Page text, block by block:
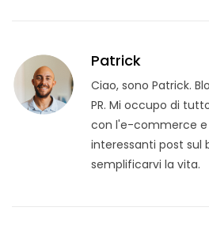
Patrick
Ciao, sono Patrick.
PR. Mi occupo di
con l'e-commerce e
interessanti post sul
semplificarvi la vita.